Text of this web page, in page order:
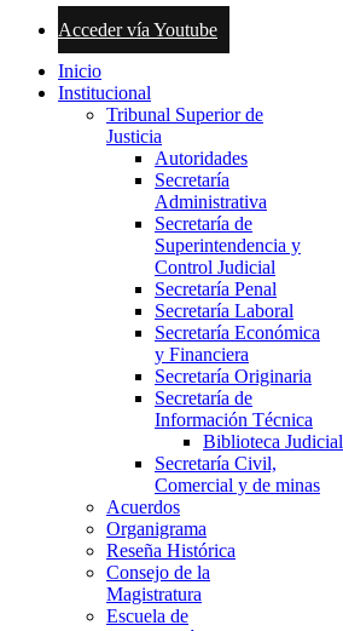
Acceder vía Youtube
Inicio
Institucional
Tribunal Superior de
Justicia
Autoridades
Secretaría
Administrativa
Secretaría de
Superintendencia y
Control Judicial
Secretaría Penal
Secretaría Laboral
Secretaría Económica
y Financiera
Secretaría Originaria
Secretaría de
Información Técnica
Biblioteca Judicial
Secretaría Civil,
Comercial y de minas
Acuerdos
Organigrama
Reseña Histórica
Consejo de la
Magistratura
Escuela de